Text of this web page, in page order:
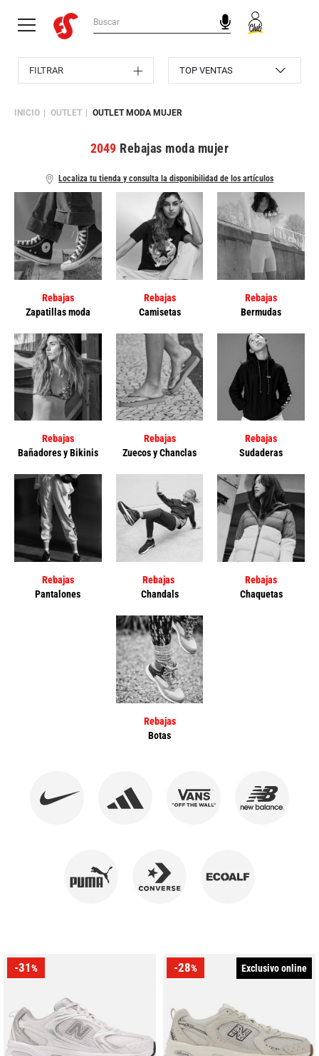
INICIO OUTLET OUTLET MODA MUJER
Localiza tu tienda y consulta la disponibilidad de los artículos
2049 Rebajas moda mujer
Rebajas
Zapatillas moda
Rebajas
Camisetas
Rebajas
Bermudas
Rebajas
Bañadores y Bikinis
Rebajas
Zuecos y Chanclas
Rebajas
Sudaderas
Rebajas
Pantalones
Rebajas
Chandals
Rebajas
Chaquetas
Rebajas
Botas
-31% -28% Exclusivo online
FILTRAR